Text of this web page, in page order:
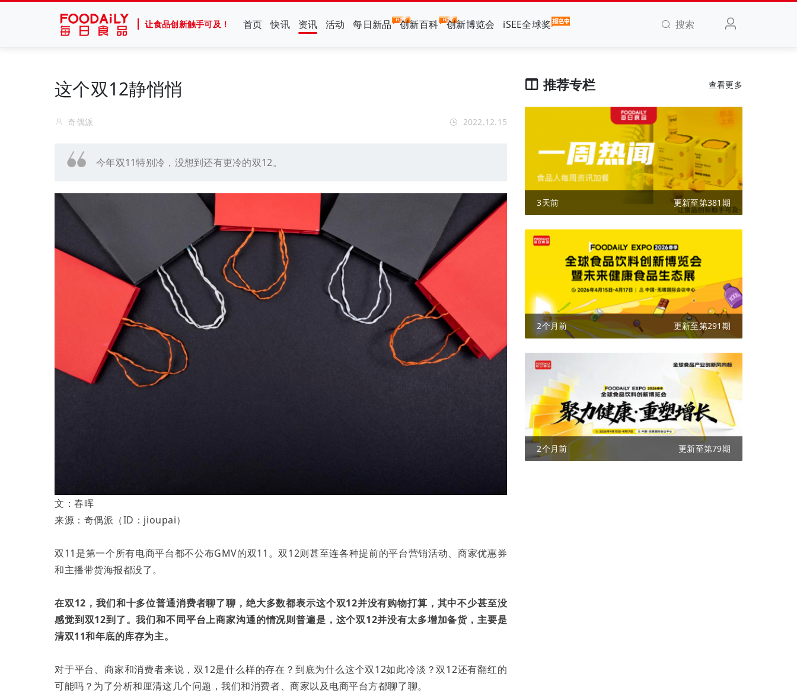
让食品创新触手可及！ 首页 快讯 资讯 活动 每日新品 创新百科 创新博览会 iSEE全球奖 搜索
这个双12静悄悄
奇偶派 2022.12.15
今年双11特别冷，没想到还有更冷的双12。
文：春晖
来源：奇偶派（ID：jioupai）
双11是第一个所有电商平台都不公布GMV的双11。双12则甚至连各种提前的平台营销活动、商家优惠券
和主播带货海报都没了。
在双12，我们和十多位普通消费者聊了聊，绝大多数都表示这个双12并没有购物打算，其中不少甚至没
感觉到双12到了。我们和不同平台上商家沟通的情况则普遍是，这个双12并没有太多增加备货，主要是
清双11和年底的库存为主。
对于平台、商家和消费者来说，双12是什么样的存在？到底为什么这个双12如此冷淡？双12还有翻红的
可能吗？为了分析和厘清这几个问题，我们和消费者、商家以及电商平台方都聊了聊。
推荐专栏 查看更多
3天前 更新至第381期
2个月前 更新至第291期
2个月前 更新至第79期